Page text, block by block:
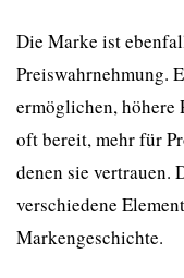
Die Marke ist
Preiswahrnehmung.
ermöglichen, höhere
oft bereit, mehr für
denen sie vertrauen.
verschiedene
Markengeschichte.